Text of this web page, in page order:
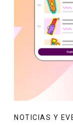
NOTICIAS Y